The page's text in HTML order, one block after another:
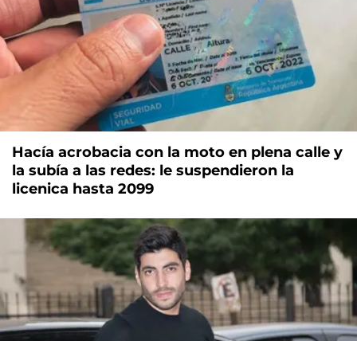
Hacía acrobacia con la moto en plena calle y
la subía a las redes: le suspendieron la
licenica hasta 2099